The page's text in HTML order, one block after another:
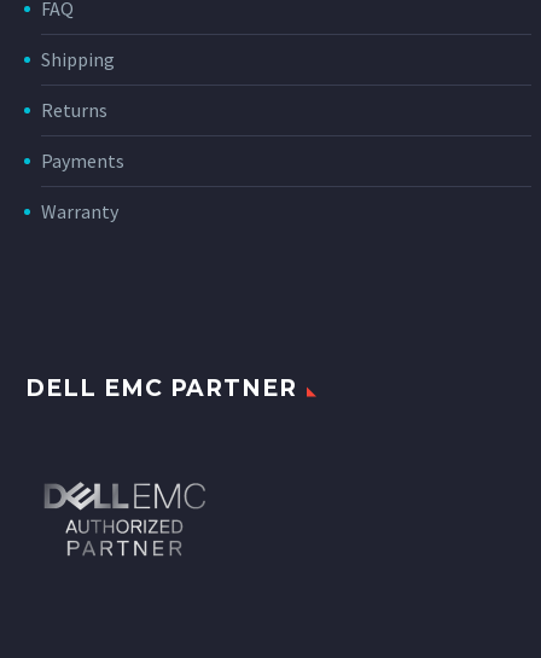
FAQ
Shipping
Returns
Payments
Warranty
DELL EMC PARTNER